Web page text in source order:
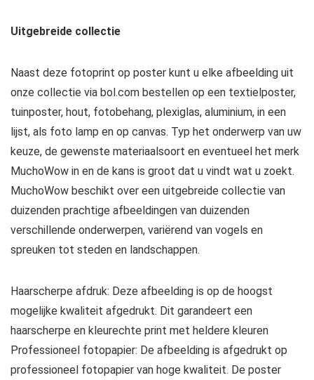
Uitgebreide collectie
Naast deze fotoprint op poster kunt u elke afbeelding uit
onze collectie via bol.com bestellen op een textielposter,
tuinposter, hout, fotobehang, plexiglas, aluminium, in een
lijst, als foto lamp en op canvas. Typ het onderwerp van uw
keuze, de gewenste materiaalsoort en eventueel het merk
MuchoWow in en de kans is groot dat u vindt wat u zoekt.
MuchoWow beschikt over een uitgebreide collectie van
duizenden prachtige afbeeldingen van duizenden
verschillende onderwerpen, variërend van vogels en
spreuken tot steden en landschappen.
Haarscherpe afdruk: Deze afbeelding is op de hoogst
mogelijke kwaliteit afgedrukt. Dit garandeert een
haarscherpe en kleurechte print met heldere kleuren
Professioneel fotopapier: De afbeelding is afgedrukt op
professioneel fotopapier van hoge kwaliteit. De poster